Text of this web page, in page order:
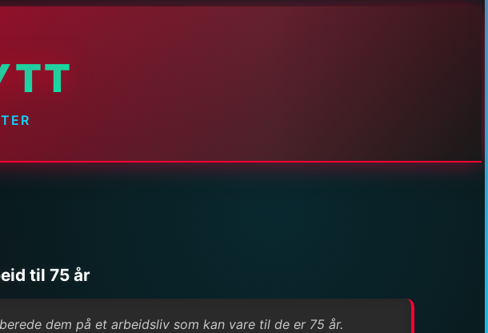
til 75 år
dem på et arbeidsliv som kan vare til de er 75 år.